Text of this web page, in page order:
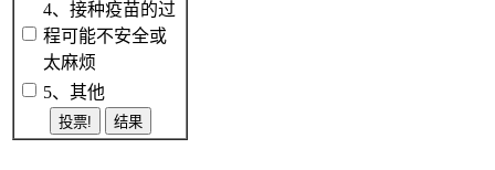
4、接种疫苗的过
程可能不安全或
太麻烦
5、其他